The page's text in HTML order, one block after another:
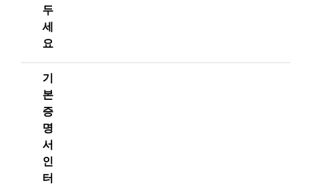
두
세
요
기
본
증
명
서
인
터